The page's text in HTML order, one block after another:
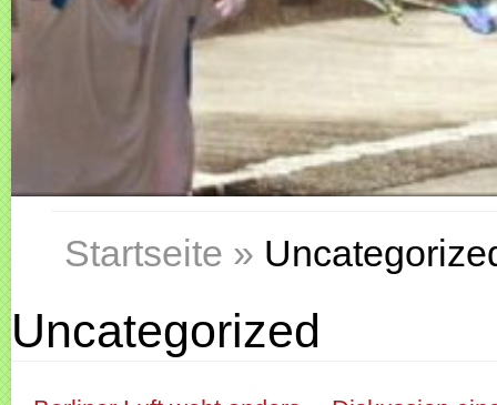
Startseite »
Uncategorized